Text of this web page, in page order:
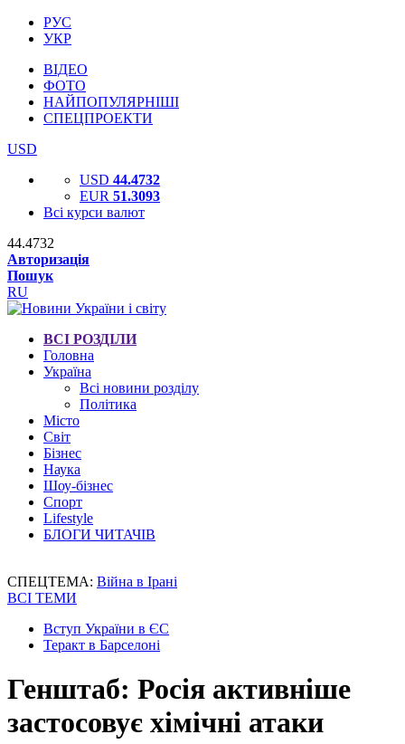
РУС
УКР
ВІДЕО
ФОТО
НАЙПОПУЛЯРНІШІ
СПЕЦПРОЕКТИ
USD
USD 44.4732
EUR 51.3093
Всі курси валют
44.4732
Авторизація
Пошук
RU
ВСІ РОЗДІЛИ
Головна
Україна
Всі новини розділу
Політика
Місто
Світ
Бізнес
Наука
Шоу-бізнес
Спорт
Lifestyle
БЛОГИ ЧИТАЧІВ
СПЕЦТЕМА: Війна в Ірані
ВСІ ТЕМИ
Вступ України в ЄС
Теракт в Барселоні
Генштаб: Росія активніше
застосовує хімічні атаки